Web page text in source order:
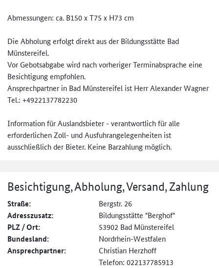
Abmessungen: ca. B150 x T75 x H73 cm
Die Abholung erfolgt direkt aus der Bildungsstätte Bad
Münstereifel.
Vor Gebotsabgabe wird nach vorheriger Terminabsprache eine
Besichtigung empfohlen.
Ansprechpartner in Bad Münstereifel ist Herr Alexander Wagner
Tel.: +4922137782230
Information für Auslandsbieter - verantwortlich für alle
erforderlichen Zoll- und Ausfuhrangelegenheiten ist
ausschließlich der Bieter. Keine Barzahlung möglich.
Besichtigung, Abholung, Versand, Zahlung
Straße: Bergstr. 26
Adresszusatz: Bildungsstätte "Berghof"
PLZ / Ort: 53902 Bad Münstereifel
Bundesland: Nordrhein-Westfalen
Ansprechpartner:
Christian Herzhoff
Telefon: 022137785913